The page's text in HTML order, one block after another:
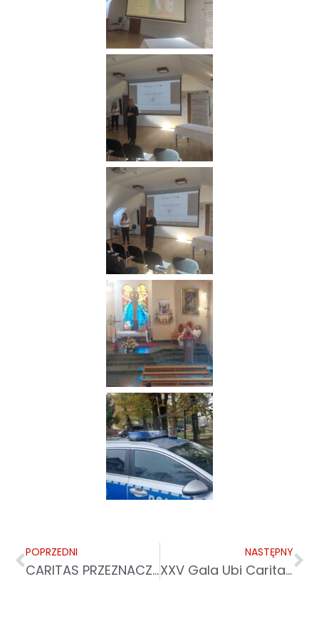
POPRZEDNI
CARITAS PRZEZNACZY 75 MLN NA POMOC DLA POWODZIAN!
NASTĘPNY
XXV Gala Ubi Caritas za nami